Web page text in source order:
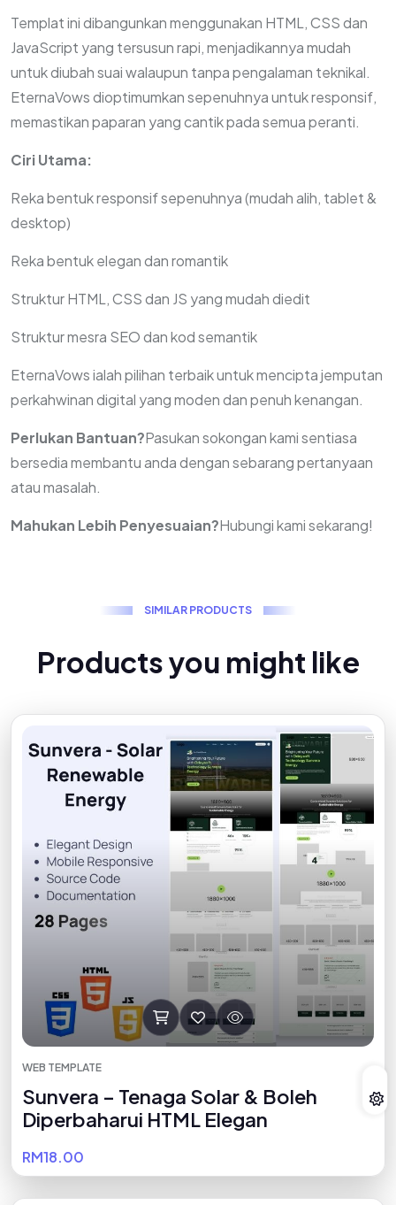
Templat ini dibangunkan menggunakan HTML, CSS dan
JavaScript yang tersusun rapi, menjadikannya mudah
untuk diubah suai walaupun tanpa pengalaman teknikal.
EternaVows dioptimumkan sepenuhnya untuk responsif,
memastikan paparan yang cantik pada semua peranti.
Ciri Utama:
Reka bentuk responsif sepenuhnya (mudah alih, tablet &
desktop)
Reka bentuk elegan dan romantik
Struktur HTML, CSS dan JS yang mudah diedit
Struktur mesra SEO dan kod semantik
EternaVows ialah pilihan terbaik untuk mencipta jemputan
perkahwinan digital yang moden dan penuh kenangan.
Perlukan Bantuan?Pasukan sokongan kami sentiasa
bersedia membantu anda dengan sebarang pertanyaan
atau masalah.
Mahukan Lebih Penyesuaian?Hubungi kami sekarang!
SIMILAR PRODUCTS
Productsyou might like
WEB TEMPLATE
Sunvera – Tenaga Solar & Boleh
Diperbaharui HTML Elegan
RM18.00